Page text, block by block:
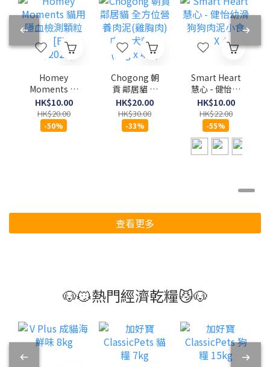
Homey
Moments 貓
用隱血檢測顆
粒 10g [EXP
11/2026]
HK$10.00
HK$20.00
-50%
Chogong 朝
貢 鄰居貓 全
方位營養肉泥
(雞胸肉)肉泥
犬貓用 (10g x
4條)
HK$20.00
HK$30.00
-33%
Smart Heart
慧心 - 健怡幼
滑狗狗肉泥小
食 15g X 4條
HK$10.00
HK$22.00
-55%
查看更多
🐶😼熱門經濟乾糧😼🐶